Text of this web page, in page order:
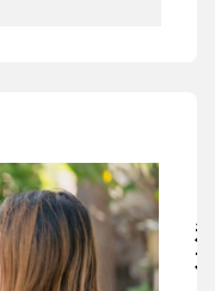
│讀懂父親的